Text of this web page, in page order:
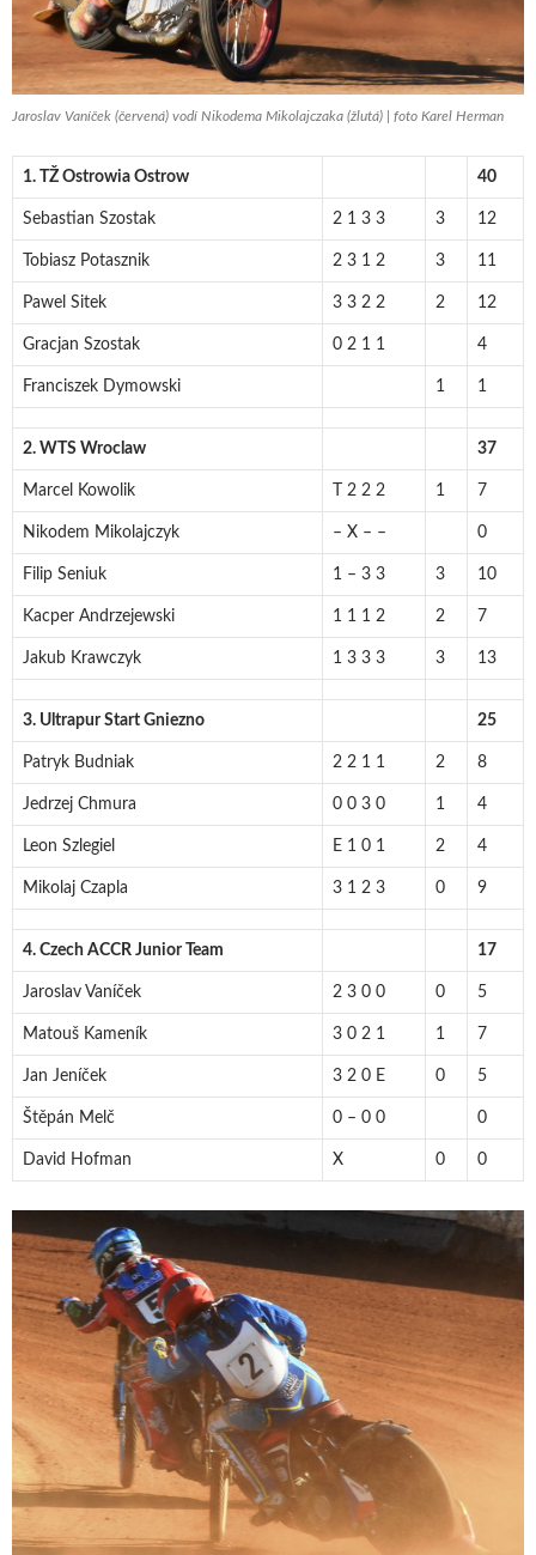
Jaroslav Vaníček (červená) vodí Nikodema Mikolajczaka (žlutá) | foto Karel Herman
1. TŽ Ostrowia Ostrow 40
Sebastian Szostak 2 1 3 3 3 12
Tobiasz Potasznik 2 3 1 2 3 11
Pawel Sitek 3 3 2 2 2 12
Gracjan Szostak 0 2 1 1 4
Franciszek Dymowski 1 1
2. WTS Wroclaw 37
Marcel Kowolik T 2 2 2 1 7
Nikodem Mikolajczyk – X – – 0
Filip Seniuk 1 – 3 3 3 10
Kacper Andrzejewski 1 1 1 2 2 7
Jakub Krawczyk 1 3 3 3 3 13
3. Ultrapur Start Gniezno 25
Patryk Budniak 2 2 1 1 2 8
Jedrzej Chmura 0 0 3 0 1 4
Leon Szlegiel E 1 0 1 2 4
Mikolaj Czapla 3 1 2 3 0 9
4. Czech ACCR Junior Team 17
Jaroslav Vaníček 2 3 0 0 0 5
Matouš Kameník 3 0 2 1 1 7
Jan Jeníček 3 2 0 E 0 5
Štěpán Melč 0 – 0 0 0
David Hofman X 0 0